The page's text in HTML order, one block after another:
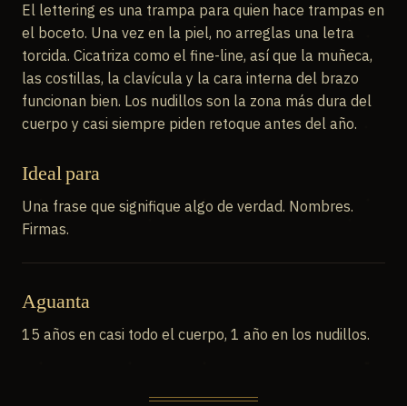
El lettering es una trampa para quien hace trampas en
el boceto. Una vez en la piel, no arreglas una letra
torcida. Cicatriza como el fine-line, así que la muñeca,
las costillas, la clavícula y la cara interna del brazo
funcionan bien. Los nudillos son la zona más dura del
cuerpo y casi siempre piden retoque antes del año.
Ideal para
Una frase que signifique algo de verdad. Nombres.
Firmas.
Aguanta
15 años en casi todo el cuerpo, 1 año en los nudillos.